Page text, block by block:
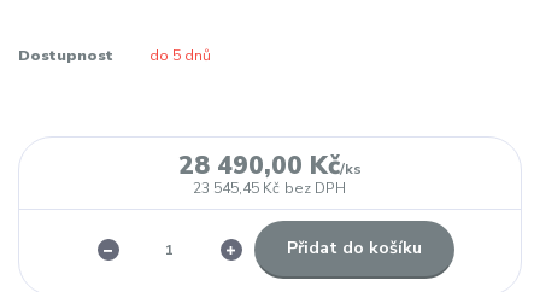
Dostupnost do 5 dnů
28 490,00 Kč/ks
23 545,45 Kč bez DPH
Přidat do košíku